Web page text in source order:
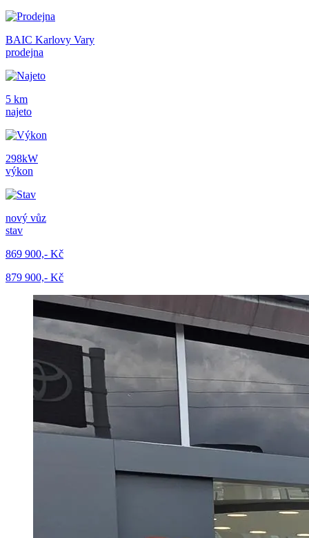
BAIC Karlovy Vary
prodejna
5 km
najeto
298kW
výkon
nový vůz
stav
869 900,- Kč
879 900,- Kč